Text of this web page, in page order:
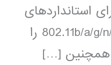
استانداردهای
IEEE 802.11ac و 802.11b/a/g/n/j/p را
همچنین […]